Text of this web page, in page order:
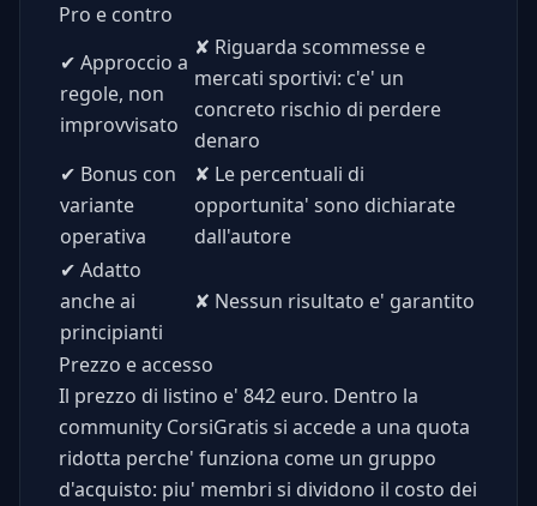
Pro e contro
✔ Approccio a
regole, non
improvvisato
✘ Riguarda scommesse e
mercati sportivi: c'e' un
concreto rischio di perdere
denaro
✔ Bonus con
variante
operativa
✘ Le percentuali di
opportunita' sono dichiarate
dall'autore
✔ Adatto
anche ai
principianti
✘ Nessun risultato e' garantito
Prezzo e accesso
Il prezzo di listino e' 842 euro. Dentro la
community CorsiGratis si accede a una quota
ridotta perche' funziona come un gruppo
d'acquisto: piu' membri si dividono il costo dei